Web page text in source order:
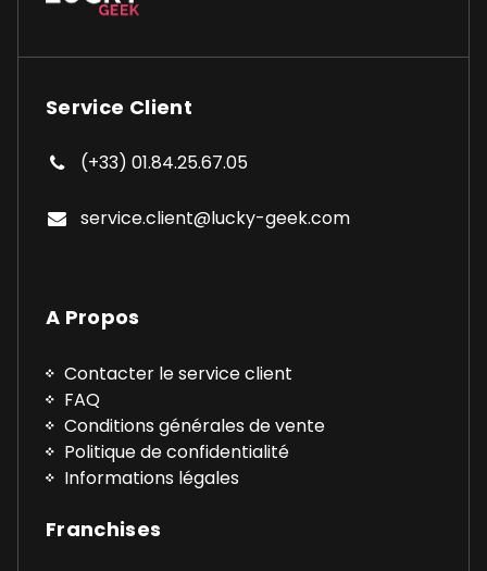
Service Client
(+33) 01.84.25.67.05
service.client@lucky-geek.com
A Propos
Contacter le service client
FAQ
Conditions générales de vente
Politique de confidentialité
Informations légales
Franchises